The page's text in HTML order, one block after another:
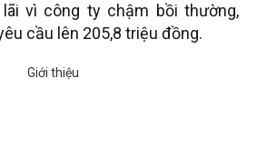
vì công ty chậm bồi thường,
cầu lên 205,8 triệu đồng.